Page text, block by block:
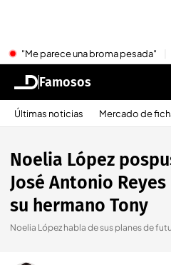
"Me parece una broma pesada"
Famosos
Últimas noticias Mercado de
Noelia López
José Antonio
su hermano Tony
Noelia López habla de sus planes de